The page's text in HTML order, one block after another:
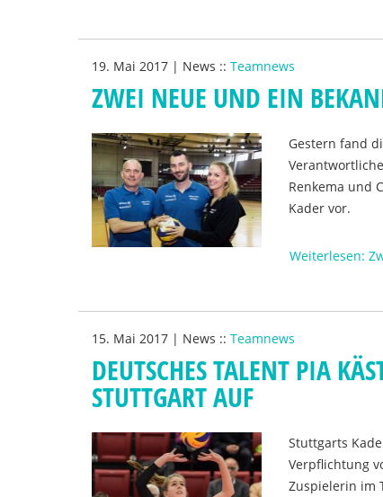
19. Mai 2017 | News :: Teamnews
ZWEI NEUE UND EIN
Gestern fand
Renkema und
Kader vor.
Weiterlesen:
15. Mai 2017 | News :: Teamnews
DEUTSCHES TALENT PIA
STUTTGART AUF
Stuttgarts
Verpflichtung
Zuspielerin im